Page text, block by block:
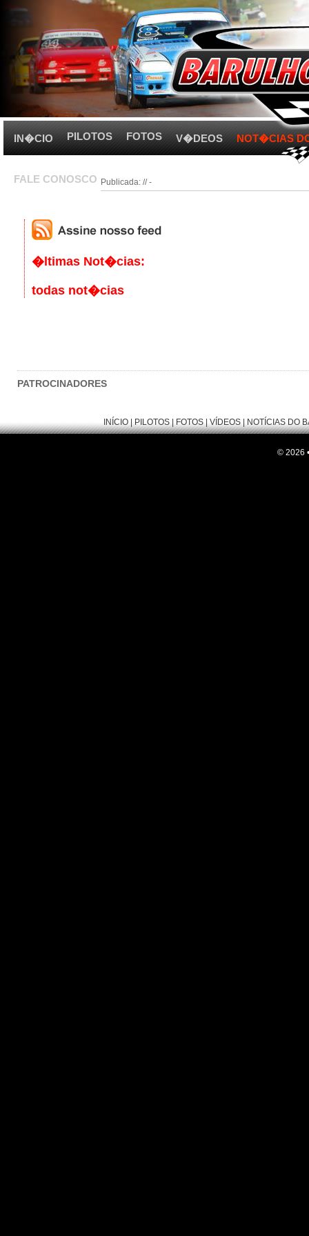
IN�CIO PILOTOS FOTOS V�DEOS NOT�CIAS
FALE CONOSCO Publicada: // -
�ltimas Not�cias:
todas not�cias
PATROCINADORES
INÍCIO| PILOTOS| FOTOS| VÍDEOS| NOTÍCIAS DO
© 2026